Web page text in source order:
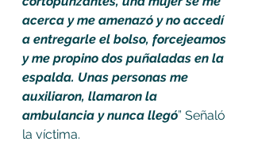
acerca y me amenazó y no accedí
a entregarle el bolso, forcejeamos
y me propino dos puñaladas en la
espalda. Unas personas me
auxiliaron, llamaron la
ambulancia y nunca llegó” Señaló
la víctima.